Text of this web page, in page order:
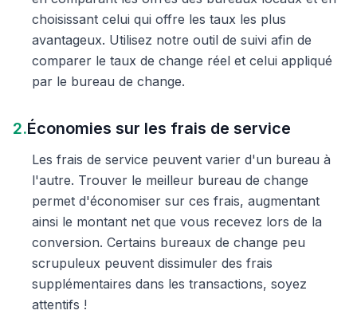
choisissant celui qui offre les taux les plus
avantageux. Utilisez notre outil de suivi afin de
comparer le taux de change réel et celui appliqué
par le bureau de change.
2.Économies sur les frais de service
Les frais de service peuvent varier d'un bureau à
l'autre. Trouver le meilleur bureau de change
permet d'économiser sur ces frais, augmentant
ainsi le montant net que vous recevez lors de la
conversion. Certains bureaux de change peu
scrupuleux peuvent dissimuler des frais
supplémentaires dans les transactions, soyez
attentifs !